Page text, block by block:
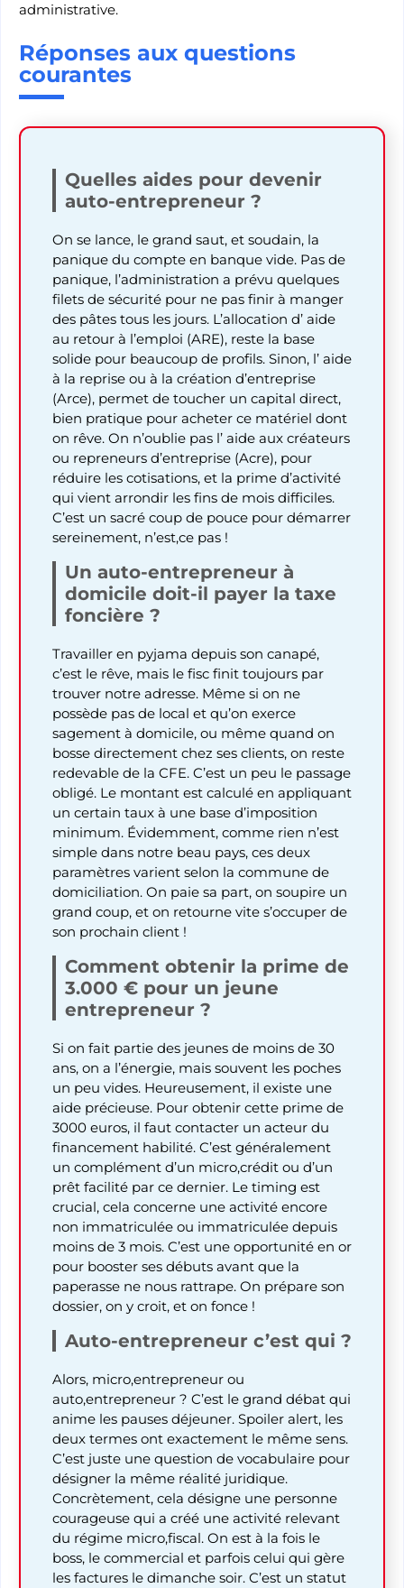
administrative.
Réponses aux questions
courantes
Quelles aides pour devenir
auto-entrepreneur ?
On se lance, le grand saut, et soudain, la
panique du compte en banque vide. Pas de
panique, l’administration a prévu quelques
filets de sécurité pour ne pas finir à manger
des pâtes tous les jours. L’allocation d’ aide
au retour à l’emploi (ARE), reste la base
solide pour beaucoup de profils. Sinon, l’ aide
à la reprise ou à la création d’entreprise
(Arce), permet de toucher un capital direct,
bien pratique pour acheter ce matériel dont
on rêve. On n’oublie pas l’ aide aux créateurs
ou repreneurs d’entreprise (Acre), pour
réduire les cotisations, et la prime d’activité
qui vient arrondir les fins de mois difficiles.
C’est un sacré coup de pouce pour démarrer
sereinement, n’est,ce pas !
Un auto-entrepreneur à
domicile doit-il payer la taxe
foncière ?
Travailler en pyjama depuis son canapé,
c’est le rêve, mais le fisc finit toujours par
trouver notre adresse. Même si on ne
possède pas de local et qu’on exerce
sagement à domicile, ou même quand on
bosse directement chez ses clients, on reste
redevable de la CFE. C’est un peu le passage
obligé. Le montant est calculé en appliquant
un certain taux à une base d’imposition
minimum. Évidemment, comme rien n’est
simple dans notre beau pays, ces deux
paramètres varient selon la commune de
domiciliation. On paie sa part, on soupire un
grand coup, et on retourne vite s’occuper de
son prochain client !
Comment obtenir la prime de
3.000 € pour un jeune
entrepreneur ?
Si on fait partie des jeunes de moins de 30
ans, on a l’énergie, mais souvent les poches
un peu vides. Heureusement, il existe une
aide précieuse. Pour obtenir cette prime de
3000 euros, il faut contacter un acteur du
financement habilité. C’est généralement
un complément d’un micro,crédit ou d’un
prêt facilité par ce dernier. Le timing est
crucial, cela concerne une activité encore
non immatriculée ou immatriculée depuis
moins de 3 mois. C’est une opportunité en or
pour booster ses débuts avant que la
paperasse ne nous rattrape. On prépare son
dossier, on y croit, et on fonce !
Auto-entrepreneur c’est qui ?
Alors, micro,entrepreneur ou
auto,entrepreneur ? C’est le grand débat qui
anime les pauses déjeuner. Spoiler alert, les
deux termes ont exactement le même sens.
C’est juste une question de vocabulaire pour
désigner la même réalité juridique.
Concrètement, cela désigne une personne
courageuse qui a créé une activité relevant
du régime micro,fiscal. On est à la fois le
boss, le commercial et parfois celui qui gère
les factures le dimanche soir. C’est un statut